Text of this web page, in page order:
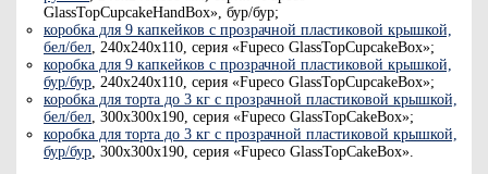
GlassTopCupcakeHandBox», бур/бур;
коробка для 9 капкейков с прозрачной пластиковой крышкой,
бел/бел, 240х240х110, серия «Fupeco GlassTopCupcakeBox»;
коробка для 9 капкейков с прозрачной пластиковой крышкой,
бур/бур, 240х240х110, серия «Fupeco GlassTopCupcakeBox»;
коробка для торта до 3 кг с прозрачной пластиковой крышкой,
бел/бел, 300х300х190, серия «Fupeco GlassTopCakeBox»;
коробка для торта до 3 кг с прозрачной пластиковой крышкой,
бур/бур, 300х300х190, серия «Fupeco GlassTopCakeBox».